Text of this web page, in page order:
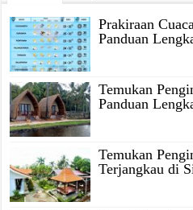
Prakiraan
Panduan
Temukan
Panduan
Temukan
Terjangkau di